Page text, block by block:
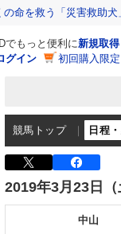
の命を救う「災害救助犬
IDでもっと便利に新規取得
グイン
初回購入限
競馬トップ 日程
2019年3月23日（
中山